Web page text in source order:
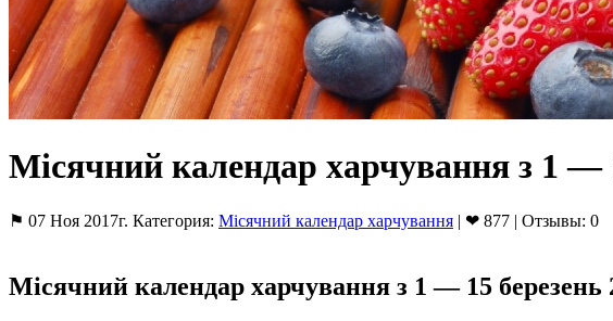
Місячний календар харчування з 1 —
⚑ 07 Ноя 2017г. Категория: Місячний календар харчування | ❤ 877 | Отзывы: 0
Місячний календар харчування з 1 — 15 березень